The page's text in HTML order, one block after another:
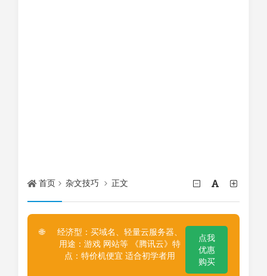
首页 杂文技巧 正文
🌐
经济型：买域名、轻量云服务器、
用途：游戏 网站等 《腾讯云》特
点：特价机便宜 适合初学者用
点我
优惠
购买